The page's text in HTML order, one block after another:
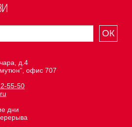
ОК
д.4
офис 707
55-50
дни